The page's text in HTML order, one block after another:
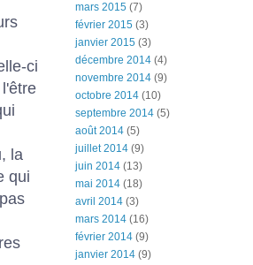
ci
la
qui
mars 2015 (7)
février 2015 (3)
janvier 2015 (3)
décembre 2014 (4)
novembre 2014 (9)
octobre 2014 (10)
septembre 2014 (5)
août 2014 (5)
juillet 2014 (9)
juin 2014 (13)
mai 2014 (18)
avril 2014 (3)
mars 2014 (16)
février 2014 (9)
janvier 2014 (9)